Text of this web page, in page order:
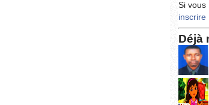
Si vous
inscrire
Déjà